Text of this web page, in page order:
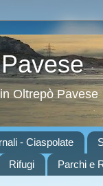
Oltrepò Pavese
- Ciaspolate
Rifugi Parchi e